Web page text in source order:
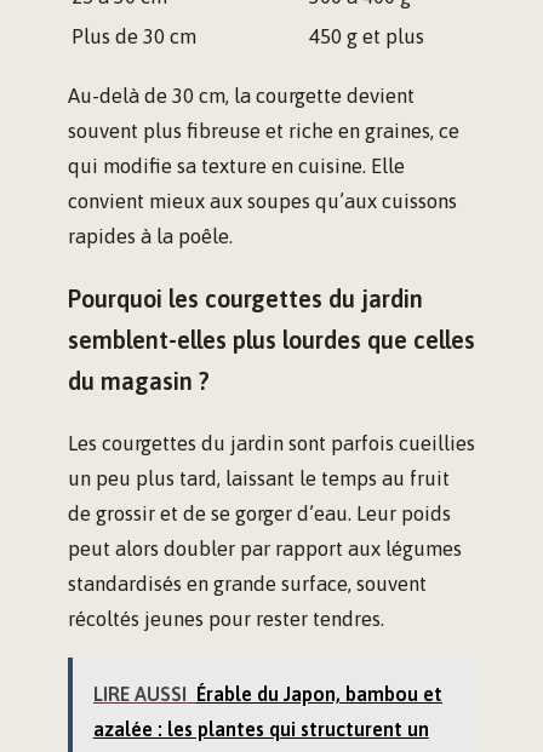
Plus de 30 cm
450 g et plus
Au-delà de 30 cm, la courgette devient
souvent plus fibreuse et riche en graines, ce
qui modifie sa texture en cuisine. Elle
convient mieux aux soupes qu’aux cuissons
rapides à la poêle.
Pourquoi les courgettes du jardin
semblent-elles plus lourdes que celles
du magasin ?
Les courgettes du jardin sont parfois cueillies
un peu plus tard, laissant le temps au fruit
de grossir et de se gorger d’eau. Leur poids
peut alors doubler par rapport aux légumes
standardisés en grande surface, souvent
récoltés jeunes pour rester tendres.
LIRE AUSSI
Érable du Japon, bambou et
azalée : les plantes qui structurent un